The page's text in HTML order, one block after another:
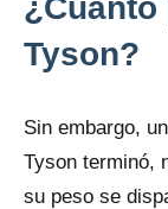
Tyson?
Sin embargo,
Tyson terminó,
su peso se